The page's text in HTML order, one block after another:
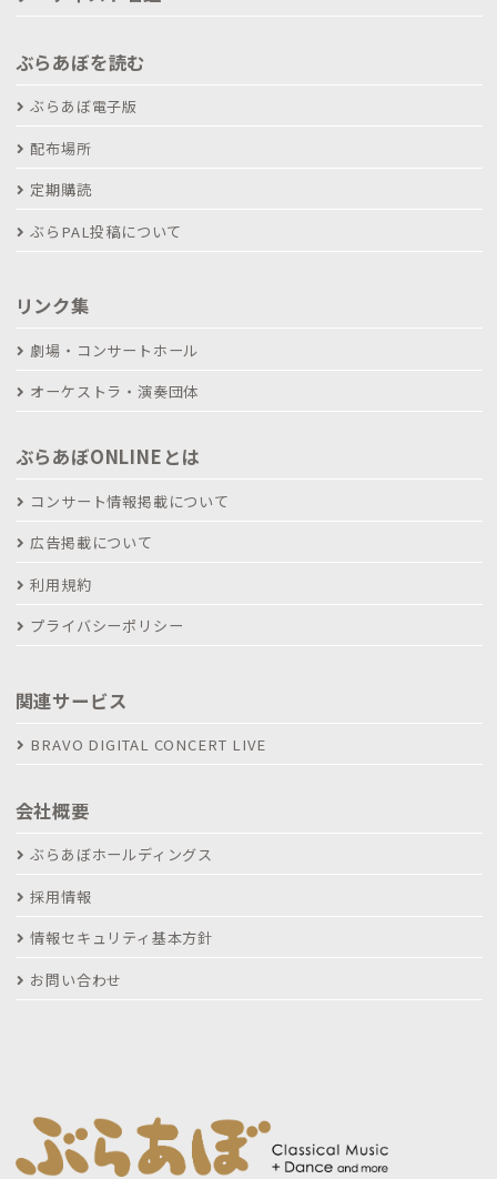
ぶらあぼを読む
ぶらあぼ電子版
配布場所
定期購読
ぶらPAL投稿について
リンク集
劇場・コンサートホール
オーケストラ・演奏団体
ぶらあぼONLINEとは
コンサート情報掲載について
広告掲載について
利用規約
プライバシーポリシー
関連サービス
BRAVO DIGITAL CONCERT LIVE
会社概要
ぶらあぼホールディングス
採用情報
情報セキュリティ基本方針
お問い合わせ